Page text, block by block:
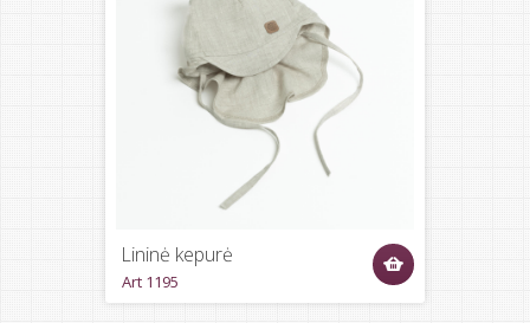
Lininė kepurė
Art 1195